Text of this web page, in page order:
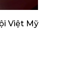
Việt Mỹ